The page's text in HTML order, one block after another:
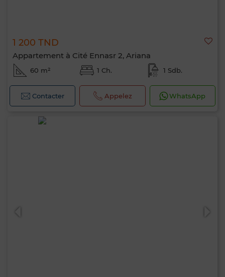
1 200 TND
Appartement à Cité Ennasr 2, Ariana
60 m² 1 Ch. 1 Sdb.
Contacter Appelez WhatsApp